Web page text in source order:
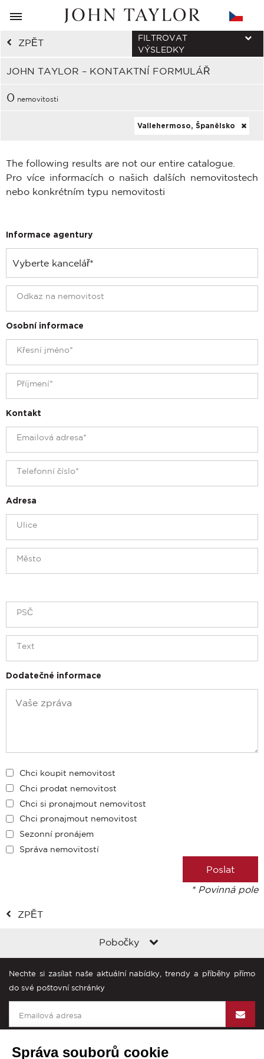
ZPĚT
JOHN TAYLOR – KONTAKTNÍ FORMULÁŘ
FILTROVAT
VÝSLEDKY
0 nemovitosti
Vallehermoso, Španělsko
The following results are not our entire catalogue.
Pro více informacích o našich dalších nemovitostech
nebo konkrétním typu nemovitosti
Informace agentury
Osobní informace
Kontakt
Adresa
Dodatečné informace
Chci koupit nemovitost
Chci prodat nemovitost
Chci si pronajmout nemovitost
Chci pronajmout nemovitost
Sezonní pronájem
Správa nemovitostí
* Povinná pole
ZPĚT
Pobočky
Nechte si zasílat naše aktuální nabídky, trendy a příběhy přímo
do své poštovní schránky
Správa souborů cookie